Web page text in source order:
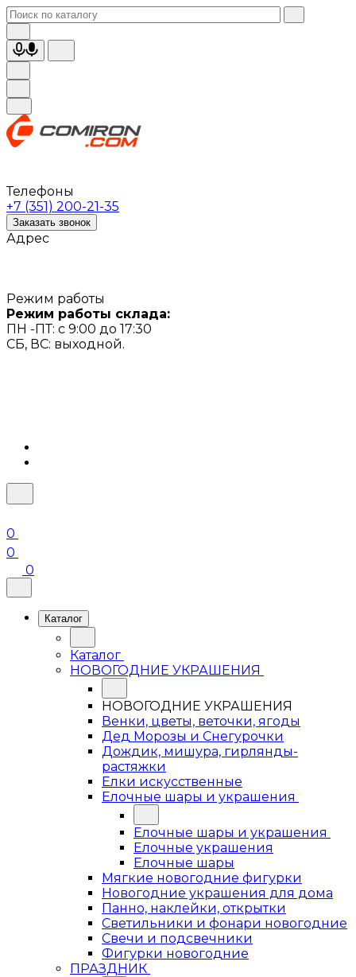
Телефоны
+7 (351) 200-21-35
Заказать звонок
Адрес
Режим работы
Режим работы склада:
ПН -ПТ: с 9:00 до 17:30
СБ, ВС: выходной.
0
0
0
Каталог
Каталог
НОВОГОДНИЕ УКРАШЕНИЯ
НОВОГОДНИЕ УКРАШЕНИЯ
Венки, цветы, веточки, ягоды
Дед Морозы и Снегурочки
Дождик, мишура, гирлянды-
растяжки
Елки искусственные
Елочные шары и украшения
Елочные шары и украшения
Елочные украшения
Елочные шары
Мягкие новогодние фигурки
Новогодние украшения для дома
Панно, наклейки, открытки
Светильники и фонари новогодние
Свечи и подсвечники
Фигурки новогодние
ПРАЗДНИК